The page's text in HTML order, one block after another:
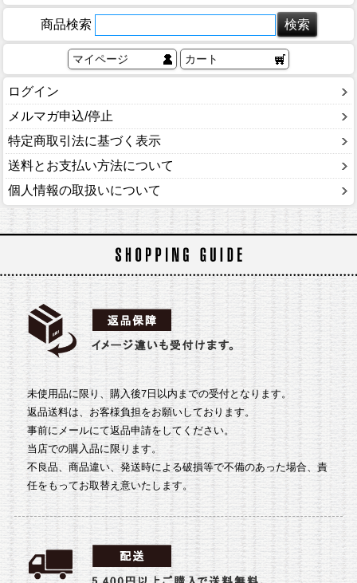
商品検索
マイページ カート
ログイン
メルマガ申込/停止
特定商取引法に基づく表示
送料とお支払い方法について
個人情報の取扱いについて
未使用品に限り、購入後7日以内までの受付となります。
返品送料は、お客様負担をお願いしております。
事前にメールにて返品申請をしてください。
当店での購入品に限ります。
不良品、商品違い、発送時による破損等で不備のあった場合、責
任をもってお取替え意いたします。